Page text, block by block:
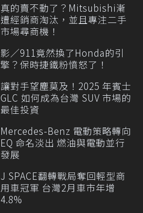
真的賣不動了？Mitsubishi漸
遭經銷商淘汰，並且專注二手
市場尋商機！
影／911竟然換了Honda的引
擎？保時捷鐵粉憤怒了！
讓對手望塵莫及！2025 年賓士
GLC 如何成為台灣 SUV 市場的
最佳投資
Mercedes-Benz 電動策略轉向
EQ 命名淡出 燃油與電動並行
發展
J SPACE翻轉戰局奪回輕型商
用車冠軍 台灣2月車市年增
4.8%